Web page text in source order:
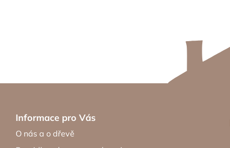
Informace pro Vás
O nás a o dřevě